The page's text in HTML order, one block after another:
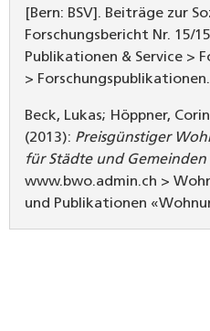
[Bern: BSV]. Beiträge zur
Forschungsbericht Nr. 15/
Publikationen & Service >
> Forschungspublikationen.
Beck, Lukas; Höppner,
(2013): Preisgünstiger
für Städte und Gemeinden
www.bwo.admin.ch >
und Publikationen